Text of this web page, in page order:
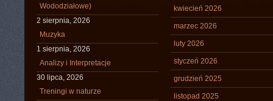
Wododziałowe)
2 sierpnia, 2026
Muzyka
1 sierpnia, 2026
Analizy i Interpretacje
30 lipca, 2026
Treningi w naturze
kwiecień 2026
marzec 2026
luty 2026
styczeń 2026
grudzień 2025
listopad 2025